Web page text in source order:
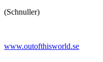
(Schnuller)
www.outofthisworld.se